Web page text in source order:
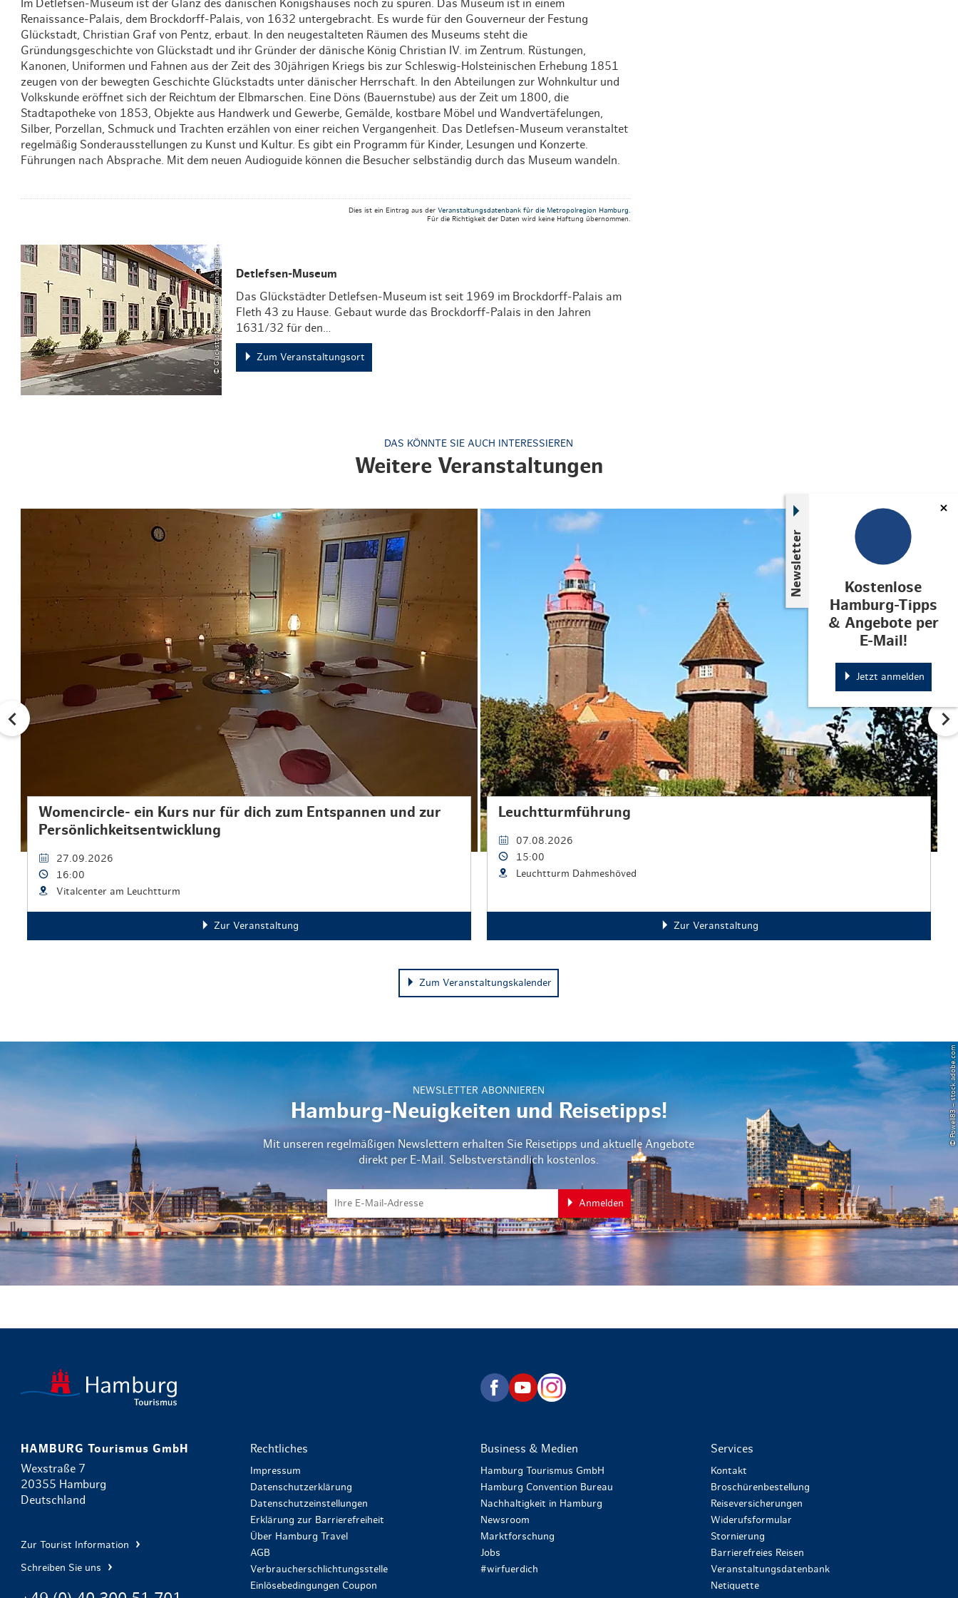
Weihnachten mit Bibi & Tina
Newsletter
Kostenlose
Hamburg-Tipps
& Angebote per
E-Mail!
Jetzt anmelden
Im Detlefsen-Museum ist der Glanz des dänischen Königshauses noch zu spüren. Das Museum ist in einem
Renaissance-Palais, dem Brockdorff-Palais, von 1632 untergebracht. Es wurde für den Gouverneur der Festung
Glückstadt, Christian Graf von Pentz, erbaut. In den neugestalteten Räumen des Museums steht die
Gründungsgeschichte von Glückstadt und ihr Gründer der dänische König Christian IV. im Zentrum. Rüstungen,
Kanonen, Uniformen und Fahnen aus der Zeit des 30jährigen Kriegs bis zur Schleswig-Holsteinischen Erhebung 1851
zeugen von der bewegten Geschichte Glückstadts unter dänischer Herrschaft. In den Abteilungen zur Wohnkultur und
Volkskunde eröffnet sich der Reichtum der Elbmarschen. Eine Döns (Bauernstube) aus der Zeit um 1800, die
Stadtapotheke von 1853, Objekte aus Handwerk und Gewerbe, Gemälde, kostbare Möbel und Wandvertäfelungen,
Silber, Porzellan, Schmuck und Trachten erzählen von einer reichen Vergangenheit. Das Detlefsen-Museum veranstaltet
regelmäßig Sonderausstellungen zu Kunst und Kultur. Es gibt ein Programm für Kinder, Lesungen und Konzerte.
Führungen nach Absprache. Mit dem neuen Audioguide können die Besucher selbständig durch das Museum wandeln.
Dies ist ein Eintrag aus der Veranstaltungsdatenbank für die Metropolregion Hamburg
Für die Richtigkeit der Daten wird keine Haftung übernommen.
© Glückstadt Destination Management
Detlefsen-Museum
Das Glückstädter Detlefsen-Museum ist seit 1969 im Brockdorff-Palais am
Fleth 43 zu Hause. Gebaut wurde das Brockdorff-Palais in den Jahren
1631/32 für den…
Zum Veranstaltungsort
DAS KÖNNTE SIE AUCH INTERESSIEREN
Weitere Veranstaltungen
Womencircle- ein Kurs nur für dich zum Entspannen und zur
Persönlichkeitsentwicklung
27.09.2026
16:00
Vitalcenter am Leuchtturm
Zur Veranstaltung
Leuchtturmführung
07.08.2026
15:00
Leuchtturm Dahmeshöved
Zur Veranstaltung
Zum Veranstaltungskalender
NEWSLETTER ABONNIEREN
Hamburg-Neuigkeiten und Reisetipps!
Mit unseren regelmäßigen Newslettern erhalten Sie Reisetipps und aktuelle Angebote
direkt per E-Mail. Selbstverständlich kostenlos.
Anmelden
© Powell83 – stock.adobe.com
zurück zur Startseite
HAMBURG Tourismus GmbH
Wexstraße 7
20355 Hamburg
Deutschland
Zur Tourist Information
Schreiben Sie uns
Rechtliches
Impressum
Datenschutzerklärung
Datenschutzeinstellungen
Erklärung zur Barrierefreiheit
Über Hamburg Travel
AGB
Verbraucherschlichtungsstelle
Einlösebedingungen Coupon
Business & Medien
Hamburg Tourismus GmbH
Hamburg Convention Bureau
Nachhaltigkeit in Hamburg
Newsroom
Marktforschung
Jobs
#wirfuerdich
Services
Kontakt
Broschürenbestellung
Reiseversicherungen
Widerufsformular
Stornierung
Barrierefreies Reisen
Veranstaltungsdatenbank
Netiquette